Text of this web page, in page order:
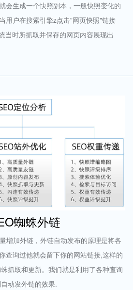
会生成一个快照副本，一般快照变化的
用户在搜索引擎z点击"网页快照"链接
当时所抓取并保存的网页内容展现出
蜘蛛外链
增加外链，外链自动发布的原理是将各
查询过他就会留下你的网站链接,这样的
抓取和更新。我们就是利用了各种查询
动发外链的效果.